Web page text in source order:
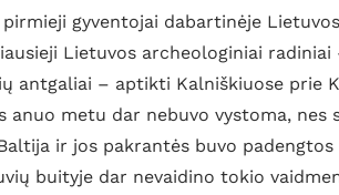
gyventojai dabartinėje
Lietuvos archeologiniai radiniai
antgaliai – aptikti Kalniškiuose prie
anuo metu dar nebuvo vystoma, nes
ir jos pakrantės buvo
buityje dar nevaidino tokio